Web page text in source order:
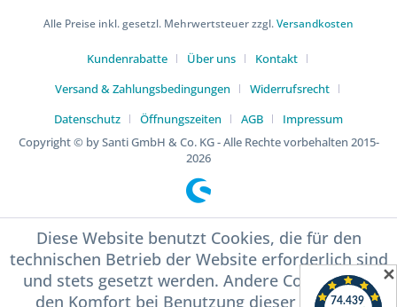
Alle Preise inkl. gesetzl. Mehrwertsteuer zzgl.Versandkosten
Kundenrabatte Über uns
Kontakt
Versand & Zahlungsbedingungen
Widerrufsrecht
Datenschutz
Öffnungszeiten AGB
Impressum
Copyright © by Santi GmbH & Co. KG - Alle Rechte vorbehalten 2015-
2026
Diese Website benutzt Cookies, die für den
technischen Betrieb der Website erforderlich sind
und stets gesetzt werden. Andere Cookies, die
den Komfort bei Benutzung dieser Website
✕